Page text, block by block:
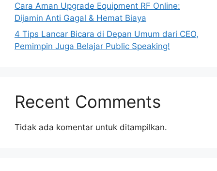
Cara Aman Upgrade Equipment RF Online:
Dijamin Anti Gagal & Hemat Biaya
4 Tips Lancar Bicara di Depan Umum dari CEO,
Pemimpin Juga Belajar Public Speaking!
Recent Comments
Tidak ada komentar untuk ditampilkan.